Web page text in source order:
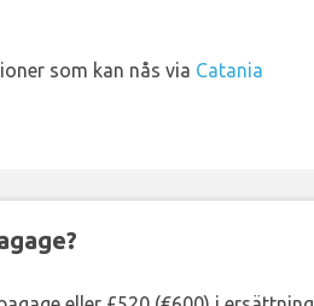
som kan nås via Catania